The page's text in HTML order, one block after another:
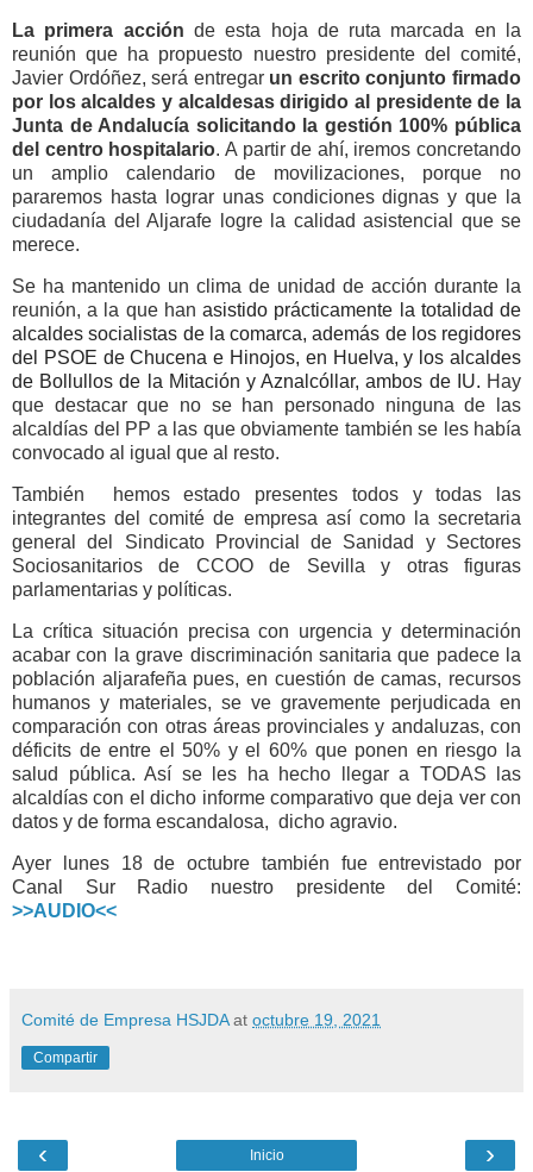
La primera acción de esta hoja de ruta marcada en la
reunión que ha propuesto nuestro presidente del comité,
Javier Ordóñez, será entregar un escrito conjunto firmado
por losalcaldes y alcaldesas dirigido al presidente de la
Junta de Andalucía solicitando la gestión 100% pública
del centro hospitalario. A partir de ahí, iremos concretando
un amplio calendario de movilizaciones, porque no
pararemos hasta lograr unas condiciones dignas y que la
ciudadanía del Aljarafe logre la calidad asistencial que se
merece.
Se ha mantenido un clima de unidad de acción durante la
reunión, a la que hanasistido prácticamente la totalidad de
alcaldes socialistas de la comarca, además de los regidores
del PSOE de Chucena e Hinojos, en Huelva, y los alcaldes
de Bollullos de la Mitación y Aznalcóllar, ambos de IU. Hay
que destacar que no se han personado ninguna de las
alcaldías del PP a las que obviamente también se les había
convocado al igual que al resto.
También hemos estado presentes todos y todas las
integrantes del comité de empresa así como la secretaria
general del Sindicato Provincial de Sanidad y Sectores
Sociosanitarios de CCOO de Sevilla y otras figuras
parlamentarias y políticas.
La crítica situación precisa con urgencia y determinación
acabar con la grave discriminación sanitaria que padece la
población aljarafeña pues, en cuestión de camas, recursos
humanos y materiales, se ve gravemente perjudicada en
comparación con otras áreas provinciales y andaluzas, con
déficits de entre el 50% y el 60% que ponen en riesgo la
salud pública. Así se les ha hecho llegar a TODAS las
alcaldías con el dicho informe comparativo que deja ver con
datos y de forma escandalosa, dicho agravio.
Ayer lunes 18 de octubre también fue entrevistado por
Canal Sur Radio nuestro presidente del Comité:
>>AUDIO<<
Comité de Empresa HSJDA at octubre 19, 2021
Compartir
‹ ›
Inicio